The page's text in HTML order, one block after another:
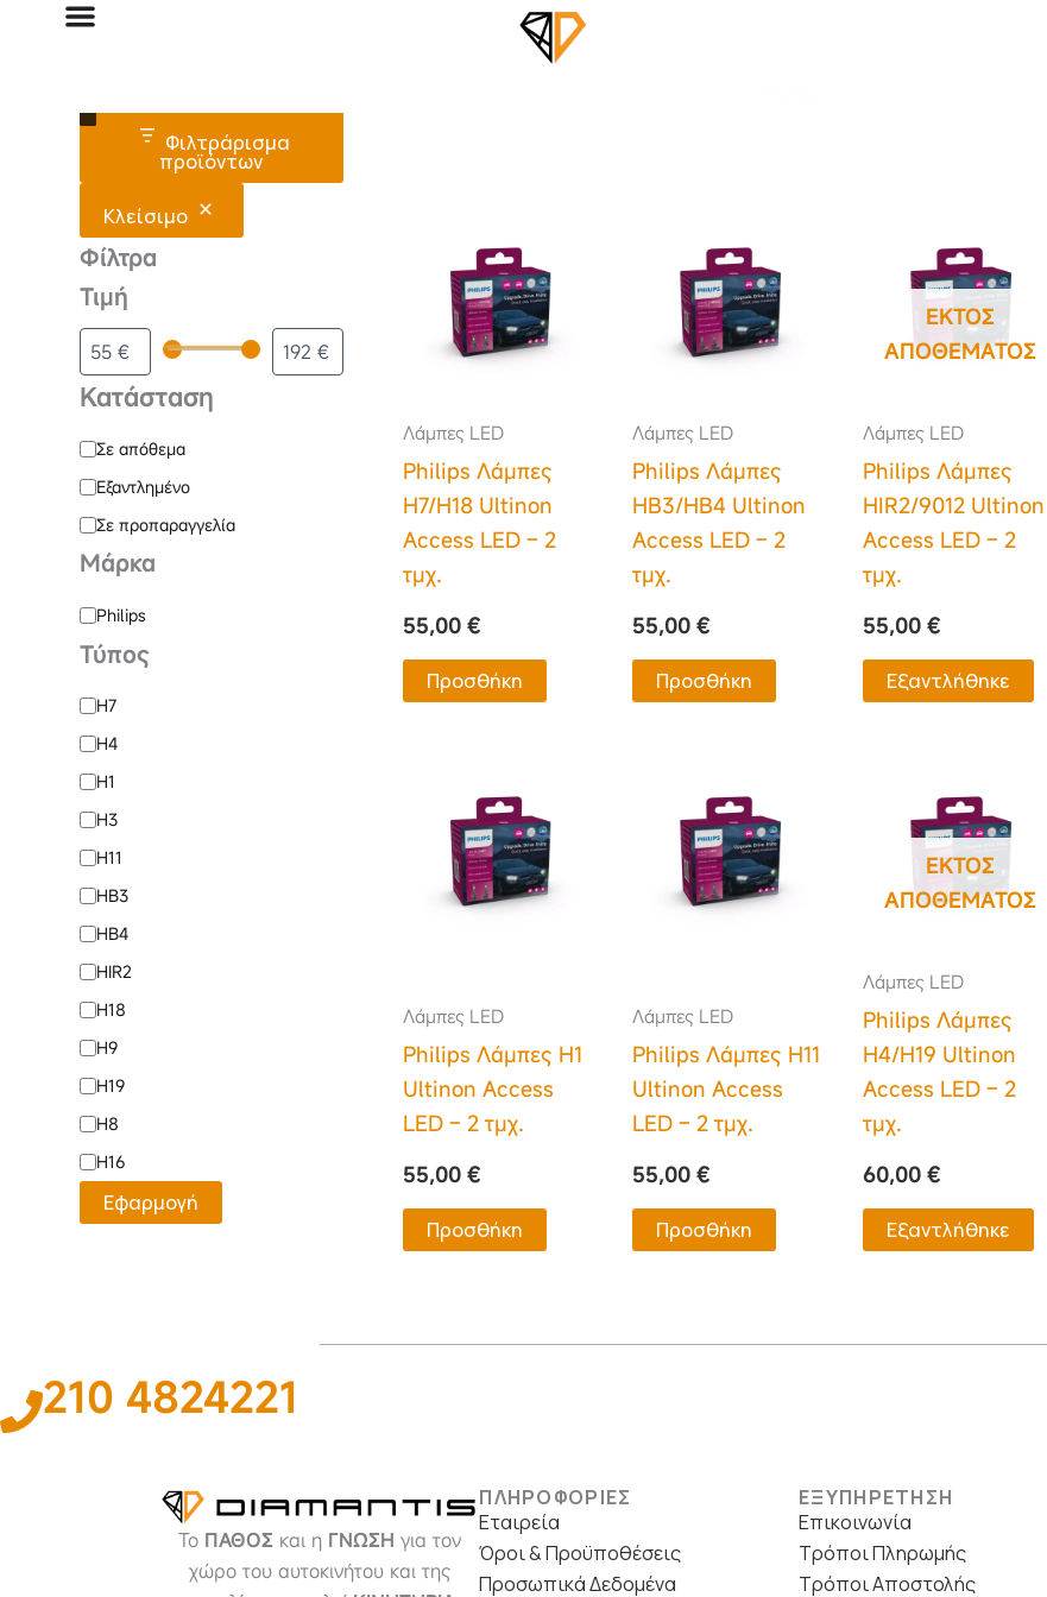
Μετάβαση
Φιλτράρισμα
προϊόντων
Κλείσιμο
Φίλτρα
Τιμή
Κατάσταση
Κατάσταση
Σε απόθεμα
Εξαντλημένο
Σε προπαραγγελία
Μάρκα
Μάρκα
Philips
Τύπος
Τύπος
H7
H4
H1
H3
H11
HB3
HB4
HIR2
H18
H9
H19
H8
H16
Εφαρμογή
Λάμπες LED
Philips Λάμπες
H7/H18 Ultinon
Access LED – 2
τμχ.
55,00 €
Προσθήκη
Λάμπες LED
Philips Λάμπες
HB3/HB4 Ultinon
Access LED – 2
τμχ.
55,00€
Προσθήκη
ΕΚΤΌΣ
ΑΠΟΘΈΜΑΤΟΣ
Λάμπες LED
Philips Λάμπες
HIR2/9012 Ultinon
Access LED – 2
τμχ.
55,00 €
Εξαντλήθηκε
Λάμπες LED
Philips Λάμπες H1
Ultinon Access
LED – 2 τμχ.
55,00 €
Προσθήκη
Λάμπες LED
Philips Λάμπες H11
Ultinon Access
LED – 2 τμχ.
55,00€
Προσθήκη
ΕΚΤΌΣ
ΑΠΟΘΈΜΑΤΟΣ
Λάμπες LED
Philips Λάμπες
H4/H19 Ultinon
Access LED – 2
τμχ.
60,00 €
Εξαντλήθηκε
210 4824221
Το ΠΑΘΟΣ και η ΓΝΩΣΗ για τον
χώρο του αυτοκινήτου και της
ΠΛΗΡΟΦΟΡΙΕΣ
Εταιρεία
Όροι & Προϋποθέσεις
Προσωπικά Δεδομένα
ΕΞΥΠΗΡΕΤΗΣΗ
Επικοινωνία
Τρόποι Πληρωμής
Τρόποι Αποστολής